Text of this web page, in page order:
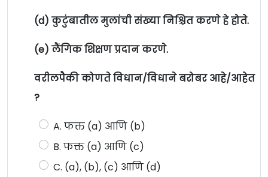
(d) कुटुंबातील मुलांची संख्या निश्चित करणे हे होते.
(e) लैंगिक शिक्षण प्रदान करणे.
वरीलपैकी कोणते विधान/विधाने बरोबर आहे/आहेत
?
A. फक्त (a) आणि (b)
B. फक्त (a) आणि (c)
C. (a), (b), (c) आणि (d)